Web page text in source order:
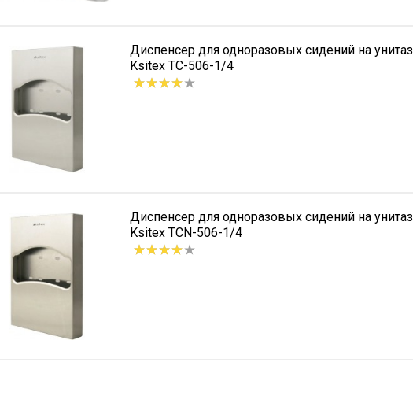
Диспенсер для одноразовых сидений на унитаз
Ksitex TC-506-1/4
Диспенсер для одноразовых сидений на унитаз
Ksitex TCN-506-1/4